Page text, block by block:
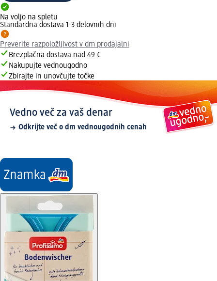
Na voljo na spletu
Standardna dostava 1-3 delovnih dni
Preverite razpoložljivost v dm prodajalni
Brezplačna dostava nad 49 €
Nakupujte vednougodno
Zbirajte in unovčujte točke
Vedno več za vaš denar
Odkrijte več o dm vednougodnih cenah